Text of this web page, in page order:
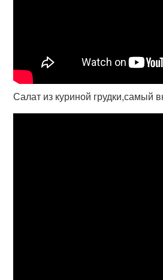
Салат из куриной грудки,самый